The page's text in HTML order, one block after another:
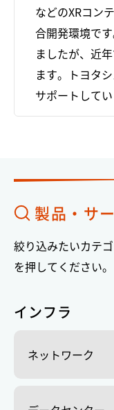
などのXRコン
合開発環境で
ましたが、近
ます。トヨタ
サポートしてい
製品・サ
絞り込みたいカテ
を押してください。
インフラ
ネットワーク